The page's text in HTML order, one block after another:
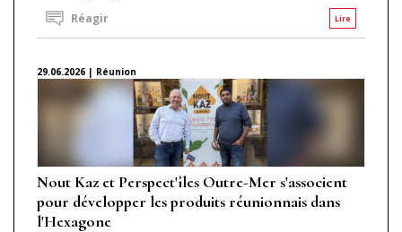
Lire
Réagir
29.06.2026 | Réunion
Nout Kaz et Perspect'îles Outre-Mer s'associent
pour développer les produits réunionnais dans
l'Hexagone